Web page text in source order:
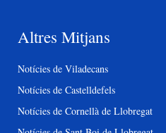
Altres Mitjans
Notícies de Viladecans
Notícies de Castelldefels
Notícies de Cornellà de Llobregat